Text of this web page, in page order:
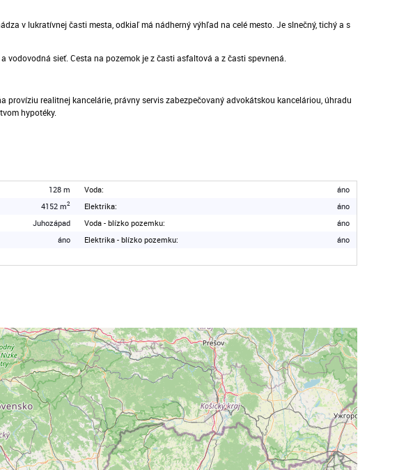
v lukratívnej časti mesta, odkiaľ má nádherný výhľad na celé mesto. Je slnečný, tichý a s
sieť. Cesta na pozemok je z časti asfaltová a z časti spevnená.
províziu realitnej kancelárie, právny servis zabezpečovaný advokátskou kanceláriou, úhradu
hypotéky.
128 m
4152 m2
Juhozápad
áno
Voda:
áno
Elektrika:
áno
Voda - blízko pozemku:
áno
Elektrika - blízko pozemku:
áno